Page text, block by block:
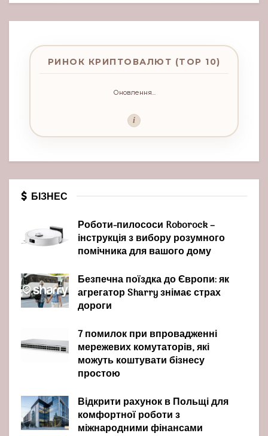
РИНОК КРИПТОВАЛЮТ (TOP 10)
Оновлення...
i
БІЗНЕС
Роботи-пилососи Roborock –
інструкція з вибору розумного
помічника для вашого дому
Безпечна поїздка до Європи: як
агрегатор Sharry знімає страх
дороги
7 помилок при впровадженні
мережевих комутаторів, які
можуть коштувати бізнесу
простою
Відкрити рахунок в Польщі для
комфортної роботи з
міжнародними фінансами